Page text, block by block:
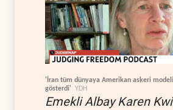
'İran tüm dünyaya Amerikan askeri
gösterdi' YDH
Emekli Albay Karen